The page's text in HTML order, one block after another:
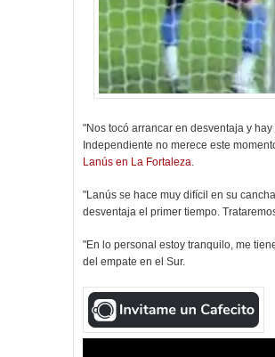
"Nos tocó arrancar en desventaja y
Independiente no merece este
Lanús en La Fortaleza
"Lanús se hace muy difícil en su
desventaja el primer tiempo.
"En lo personal estoy tranquilo, me
del empate en el Sur.